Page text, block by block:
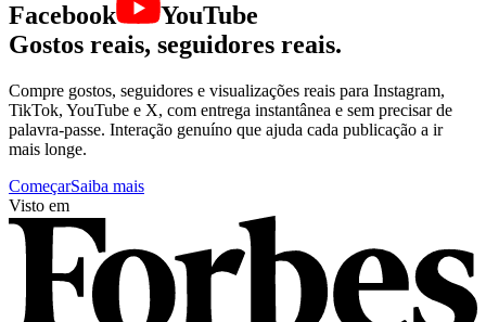
YouTube
Gostos reais, seguidores reais.
Compre gostos, seguidores e visualizações reais para Instagram,
TikTok, YouTube e X, com entrega instantânea e sem precisar de
palavra-passe. Interação genuíno que ajuda cada publicação a ir
mais longe.
ComeçarSaiba mais
Visto em